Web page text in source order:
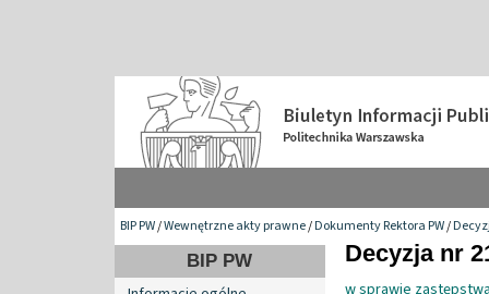
BIP PW/Wewnętrzne akty prawne/Dokumenty Rektora PW/
BIP PW Decyzja nr
w sprawie